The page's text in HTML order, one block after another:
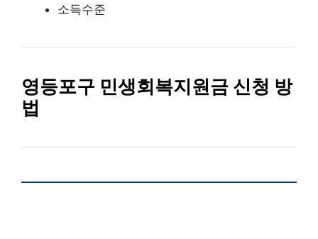
소득수준
영등포구 민생회복지원금 신청 방
법